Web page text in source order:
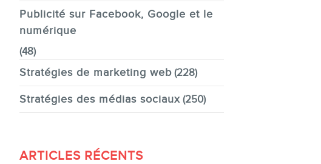
Publicité sur Facebook, Google et le
numérique
(48)
Stratégies de marketing web(228)
Stratégies des médias sociaux(250)
ARTICLES RÉCENTS